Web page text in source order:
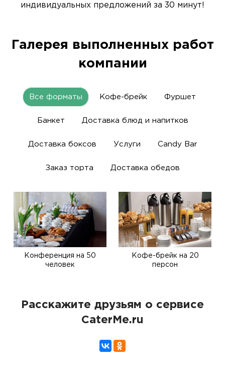
индивидуальных предложений за 30 минут!
Галерея выполненных работ
компании
Все форматы Кофе-брейк Фуршет
Банкет Доставка блюд и напитков
Доставка боксов Услуги Candy Bar
Заказ торта Доставка обедов
Конференция на 50
человек
Кофе-брейк на 20
персон
Расскажите друзьям о сервисе
CaterMe.ru